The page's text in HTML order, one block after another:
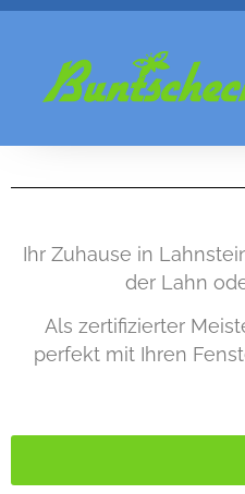
Ihr Zuhause in
der Lahn
Als zertifizierter
perfekt mit Ihren